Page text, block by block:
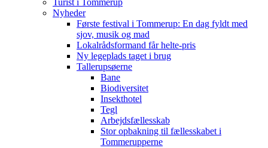
Nyheder
Første festival i Tommerup: En dag fyldt med
sjov, musik og mad
Lokalrådsformand får helte-pris
Ny legeplads taget i brug
Tallerupsøerne
Bane
Biodiversitet
Insekthotel
Tegl
Arbejdsfællesskab
Stor opbakning til fællesskabet i
Tommerupperne